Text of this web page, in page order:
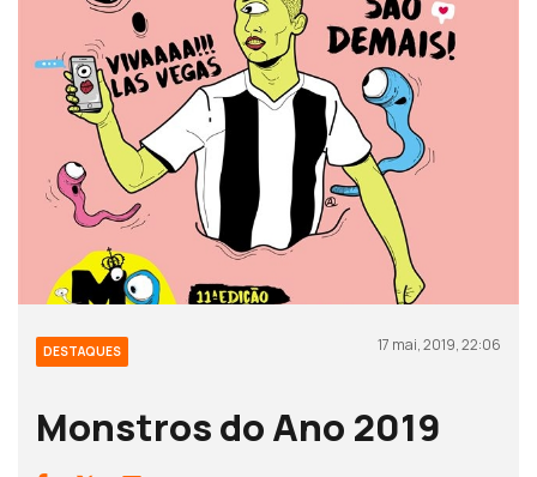
DESTAQUES 17 mai, 2019, 22:06
Monstros do Ano 2019